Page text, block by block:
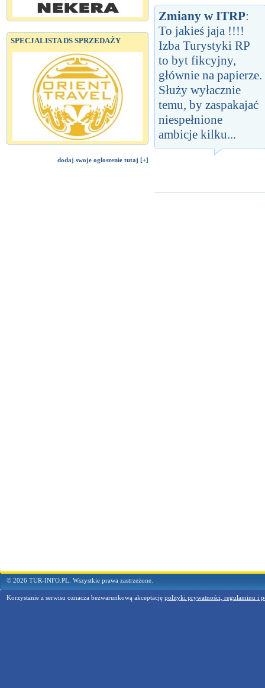
SPECJALISTA DS SPRZEDAŻY
dodaj swoje ogłoszenie tutaj [+]
Zmiany w ITRP:
To jakieś jaja !!!!
Izba Turystyki RP
to byt fikcyjny,
głównie na papierze.
Służy wyłacznie
temu, by zaspakajać
niespełnione
ambicje kilku...
© 2026 TUR-INFO.PL. Wszystkie prawa zastrzeżone.
Korzystanie z serwisu oznacza bezwarunkową akceptację polityki prywatności, regulaminu i